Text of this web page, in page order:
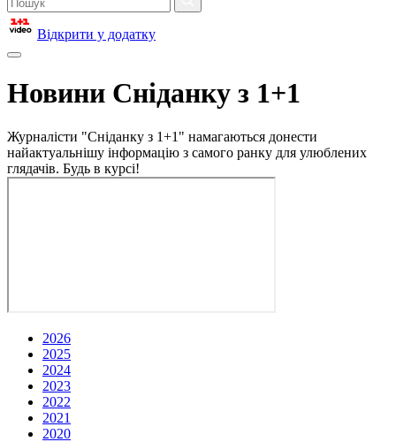
Відкрити у додатку
Новини Сніданку з 1+1
Журналісти "Сніданку з 1+1" намагаються донести
найактуальнішу інформацію з самого ранку для улюблених
глядачів. Будь в курсі!
2026
2025
2024
2023
2022
2021
2020